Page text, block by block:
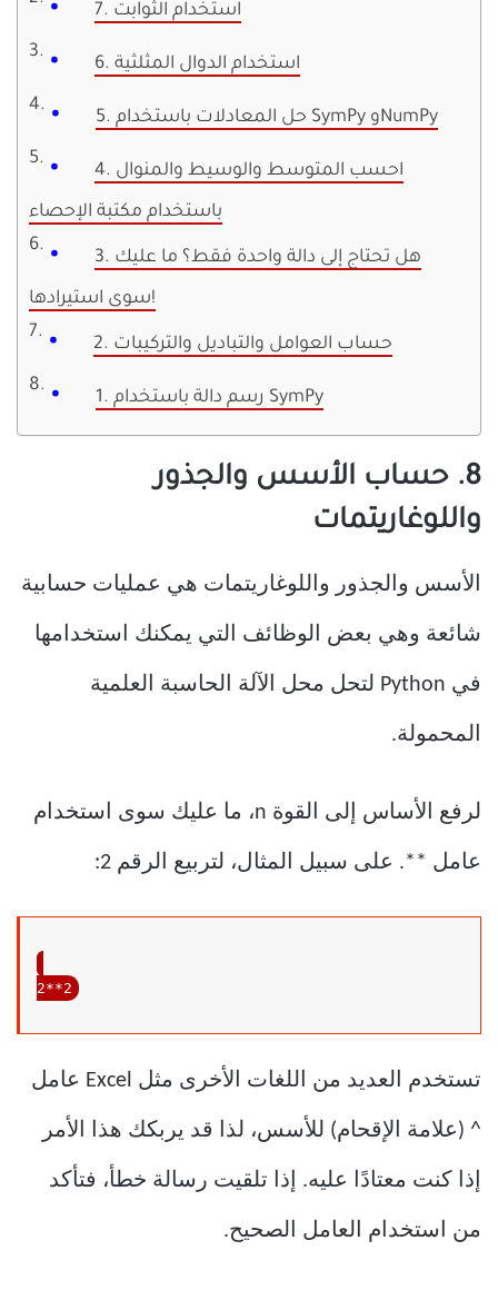
7. استخدام الثوابت
6. استخدام الدوال المثلثية
5. حل المعادلات باستخدام SymPy وNumPy
4. احسب المتوسط ​​والوسيط والمنوال
باستخدام مكتبة الإحصاء
3. هل تحتاج إلى دالة واحدة فقط؟ ما عليك
سوى استيرادها!
2. حساب العوامل والتباديل والتركيبات
1. رسم دالة باستخدام SymPy
8. حساب الأسس والجذور
واللوغاريتمات
الأسس والجذور واللوغاريتمات هي عمليات حسابية
شائعة وهي بعض الوظائف التي يمكنك استخدامها
في Python لتحل محل الآلة الحاسبة العلمية
المحمولة.
لرفع الأساس إلى القوة n، ما عليك سوى استخدام
عامل **. على سبيل المثال، لتربيع الرقم 2:
2**2
تستخدم العديد من اللغات الأخرى مثل Excel عامل
^ (علامة الإقحام) للأسس، لذا قد يربكك هذا الأمر
إذا كنت معتادًا عليه. إذا تلقيت رسالة خطأ، فتأكد
من استخدام العامل الصحيح.